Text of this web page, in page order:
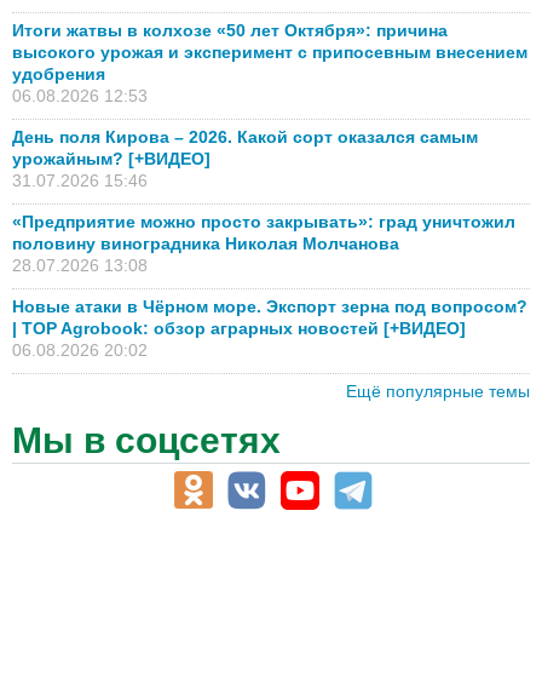
Итоги жатвы в колхозе «50 лет Октября»: причина
высокого урожая и эксперимент с припосевным внесением
удобрения
06.08.2026 12:53
День поля Кирова – 2026. Какой сорт оказался самым
урожайным? [+ВИДЕО]
31.07.2026 15:46
«Предприятие можно просто закрывать»: град уничтожил
половину виноградника Николая Молчанова
28.07.2026 13:08
Новые атаки в Чёрном море. Экспорт зерна под вопросом?
| TOP Agrobook: обзор аграрных новостей [+ВИДЕО]
06.08.2026 20:02
Ещё популярные темы
Мы в соцсетях